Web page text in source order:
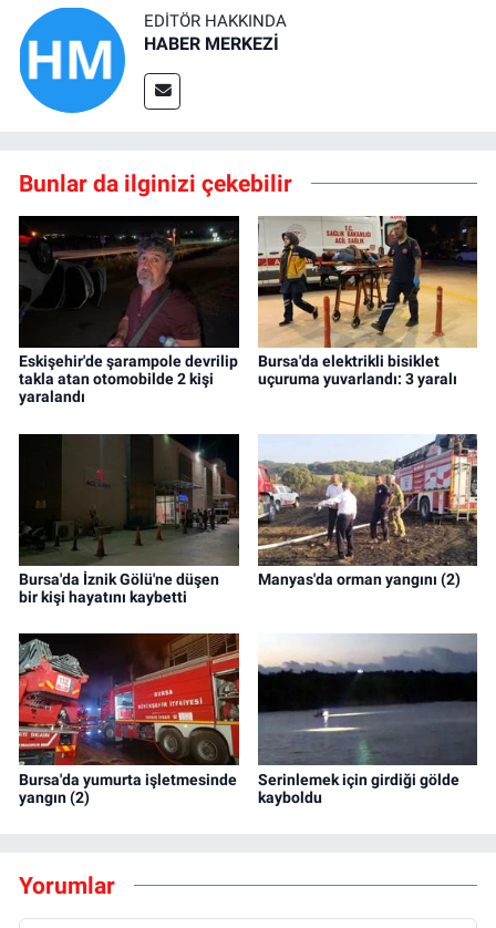
EDITÖR HAKKINDA
HABER MERKEZİ
Bunlar da ilginizi çekebilir
Eskişehir'de şarampole devrilip
takla atan otomobilde 2 kişi
yaralandı
Bursa'da elektrikli bisiklet
uçuruma yuvarlandı: 3 yaralı
Bursa'da İznik Gölü'ne düşen
bir kişi hayatını kaybetti
Manyas'da orman yangını (2)
Bursa'da yumurta işletmesinde
yangın (2)
Serinlemek için girdiği gölde
kayboldu
Yorumlar